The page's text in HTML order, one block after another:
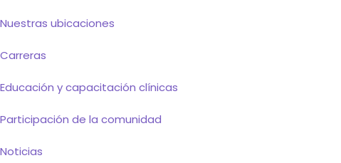
Nuestras ubicaciones
Carreras
Educación y capacitación clínicas
Participación de la comunidad
Noticias